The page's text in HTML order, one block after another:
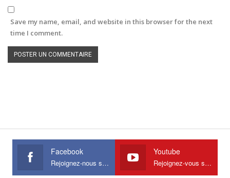
Save my name, email, and website in this browser for the next
time I comment.
Facebook
Rejoignez-nous sur Facebook
Youtube
Rejoignez-vous sur Youtube